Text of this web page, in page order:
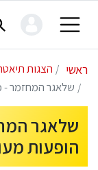
ראשי
הצגות
שלאגר המחזמר -
שלאגר
הופעות